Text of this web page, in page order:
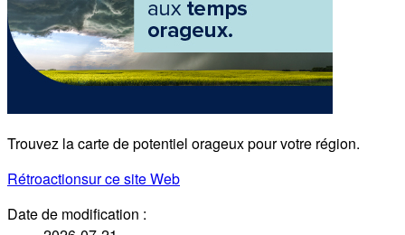
Trouvez la carte de potentiel orageux pour votre région.
Rétroactionsur ce site Web
Date de modification :